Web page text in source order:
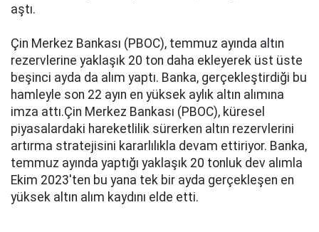
aştı.
Çin Merkez Bankası (PBOC), temmuz ayında altın
rezervlerine yaklaşık 20 ton daha ekleyerek üst üste
beşinci ayda da alım yaptı. Banka, gerçekleştirdiği bu
hamleyle son 22 ayın en yüksek aylık altın alımına
imza attı.Çin Merkez Bankası (PBOC), küresel
piyasalardaki hareketlilik sürerken altın rezervlerini
artırma stratejisini kararlılıkla devam ettiriyor. Banka,
temmuz ayında yaptığı yaklaşık 20 tonluk dev alımla
Ekim 2023'ten bu yana tek bir ayda gerçekleşen en
yüksek altın alım kaydını elde etti.